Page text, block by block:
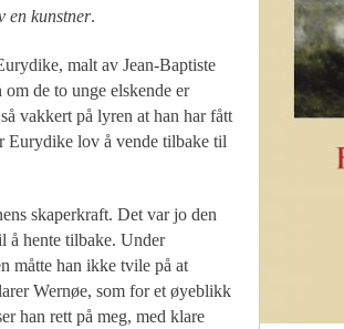
en kunstner.
malt av Jean-Baptiste
de to unge elskende er
vakkert på lyren at han har fått
Eurydike lov å vende tilbake til
skaperkraft. Det var jo den
å hente tilbake. Under
måtte han ikke tvile på at
Wernøe, som for et øyeblikk
han rett på meg, med klare